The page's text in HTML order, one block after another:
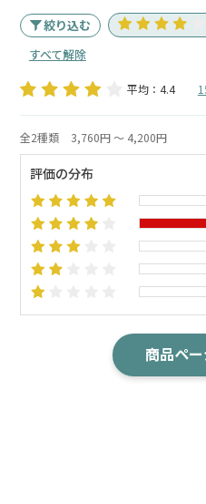
絞り込む
すべて解除
平均：4.4
全2種類 3,760円 ～ 4,200円
評価の分布
商品ペ